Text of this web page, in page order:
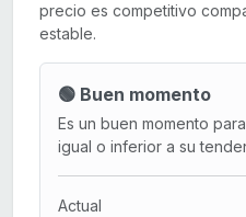
precio es competitivo
estable.
🟢 Buen momento
Es un buen momento
igual o inferior a su
Actual